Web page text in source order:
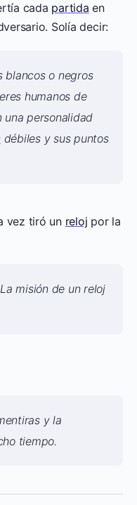
cada partida en
Solía decir:
blancos o negros
humanos de
una personalidad
débiles y sus puntos
vez tiró un reloj por la
misión de un reloj
y la
tiempo.